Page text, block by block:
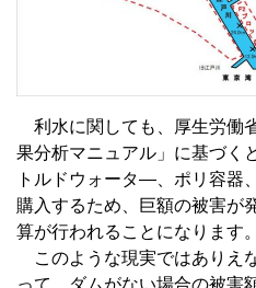
利水に関しても、厚生労働
果分析マニュアル」に基づく
トルドウォータ―、ポリ容器
購入するため、巨額の被害が
算が行われることになります。
このような現実ではありえ
って、ダムがない場合の被害